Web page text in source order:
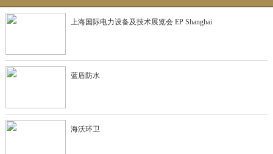
上海国际电力设备及技术展览会 EP Shanghai
蓝盾防水
海沃环卫